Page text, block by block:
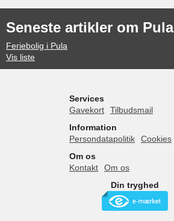
Seneste artikler om Pula
Feriebolig i Pula
Vis liste
Services
Gavekort
Tilbudsmail
Information
Persondatapolitik
Cookies
Om os
Kontakt
Om os
Din tryghed